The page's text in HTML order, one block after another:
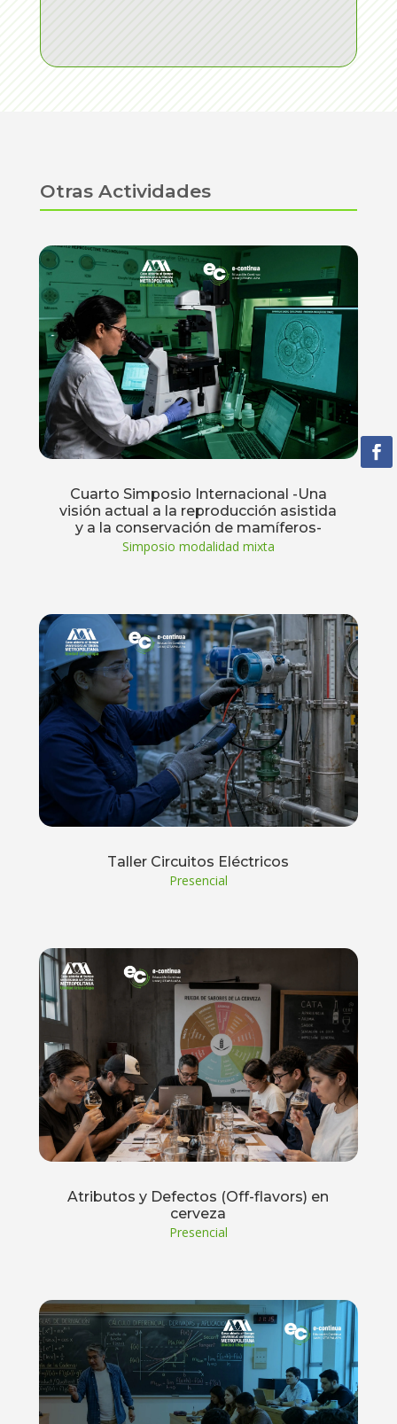
Otras Actividades
Cuarto Simposio Internacional -Una
visión actual a la reproducción asistida
y a la conservación de mamíferos-
Simposio modalidad mixta
Taller Circuitos Eléctricos
Presencial
Atributos y Defectos (Off-flavors) en
cerveza
Presencial